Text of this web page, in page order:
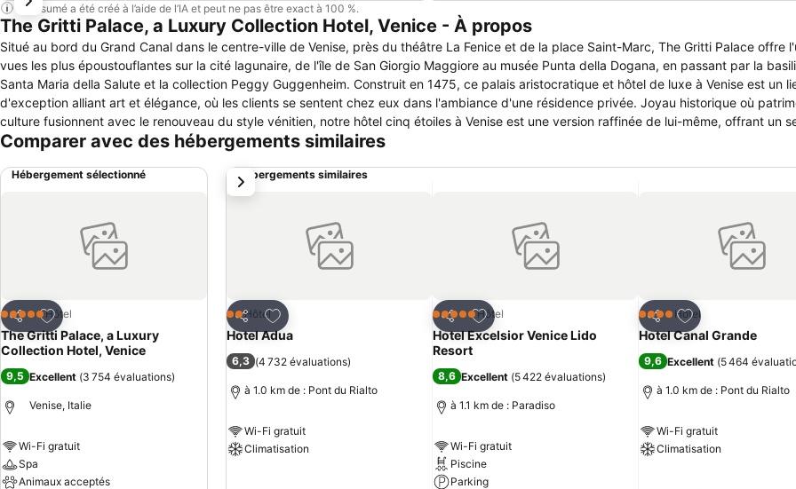
Ce résumé a été créé à l’aide de l’IA et peut ne pas être exact à 100 %.
The Gritti Palace, a Luxury Collection Hotel, Venice - À propos
Situé au bord du Grand Canal dans le centre-ville de Venise, près du théâtre La Fenice et de la place Saint-Marc, The Gritti Palace offre
vues les plus époustouflantes sur la cité lagunaire, de l'île de San Giorgio Maggiore au musée Punta della Dogana, en passant par la
Santa Maria della Salute et la collection Peggy Guggenheim. Construit en 1475, ce palais aristocratique et hôtel de luxe à Venise est un
d'exception alliant art et élégance, où les clients se sentent chez eux dans l'ambiance d'une résidence privée. Joyau historique où
culture fusionnent avec le renouveau du style vénitien, notre hôtel cinq étoiles à Venise est une version raffinée de lui-même, offrant un
attentionné, une expérience culinaire enchanteresse et de nouvelles possibilités pour se détendre et se divertir. De la conception de ses
Sisley Paris, The Gritti Palace permet à des générations d'influenceurs de se réunir pour explorer, savourer et célébrer ensemble.
Comparer avec des hébergements similaires
Hébergement sélectionné
Partager
Ajouter à mes favoris
5 Étoiles Hôtel
The Gritti Palace, a Luxury
Collection Hotel, Venice
9,5 Excellent (3 754 évaluations)
Venise, Italie
Wi-Fi gratuit
Spa
Animaux acceptés
Hébergements similaires
Partager
Ajouter à mes favoris
2 Étoiles
Hôtel
Hotel Adua
6,3 (4 732 évaluations)
à 1.0 km de : Pont du Rialto
Wi-Fi gratuit
Climatisation
Partager
Ajouter à mes favoris
5 Étoiles Hôtel
Hotel Excelsior Venice Lido
Resort
8,6 Excellent (5 422 évaluations)
à 1.1 km de : Paradiso
Wi-Fi gratuit
Piscine
Parking
Partager
Ajouter à mes
4 ÉtoilesHôtel
Hotel Canal Grande
9,6 Excellent (5 464
à 1.0 km de : Pont du Rialto
Wi-Fi gratuit
Climatisation
suivant